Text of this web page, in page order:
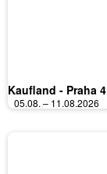
Kaufland - Praha 4
05.08. – 11.08.2026